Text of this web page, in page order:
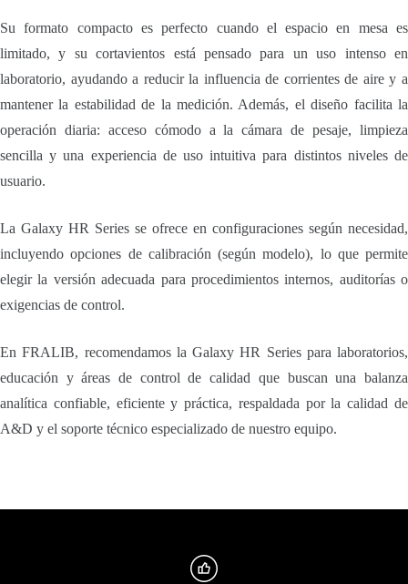
Su formato compacto es perfecto cuando el espacio en mesa es
limitado, y su cortavientos está pensado para un uso intenso en
laboratorio, ayudando a reducir la influencia de corrientes de aire y a
mantener la estabilidad de la medición. Además, el diseño facilita la
operación diaria: acceso cómodo a la cámara de pesaje, limpieza
sencilla y una experiencia de uso intuitiva para distintos niveles de
usuario.
La Galaxy HR Series se ofrece en configuraciones según necesidad,
incluyendo opciones de calibración (según modelo), lo que permite
elegir la versión adecuada para procedimientos internos, auditorías o
exigencias de control.
En FRALIB, recomendamos la Galaxy HR Series para laboratorios,
educación y áreas de control de calidad que buscan una balanza
analítica confiable, eficiente y práctica, respaldada por la calidad de
A&D y el soporte técnico especializado de nuestro equipo.